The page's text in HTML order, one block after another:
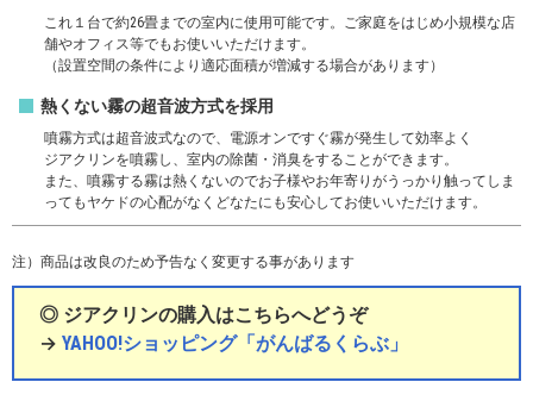
これ１台で約26畳までの室内に使用可能です。ご家庭をはじめ小規模な店
舗やオフィス等でもお使いいただけます。
（設置空間の条件により適応面積が増減する場合があります）
熱くない霧の超音波方式を採用
噴霧方式は超音波式なので、電源オンですぐ霧が発生して効率よく
ジアクリンを噴霧し、室内の除菌・消臭をすることができます。
また、噴霧する霧は熱くないのでお子様やお年寄りがうっかり触ってしま
っても ヤケドの心配がなくどなたにも安心してお使いいただけます。
注）商品は改良のため予告なく変更する事があります
◎ ジアクリンの購入はこちらへどうぞ
→ YAHOO!ショッピング「がんばるくらぶ」